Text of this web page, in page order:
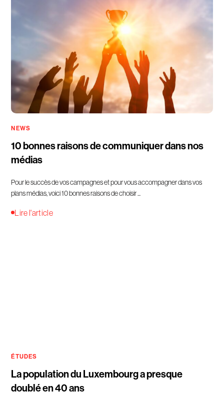
NEWS
10 bonnes raisons de communiquer dans nos
médias
Pour le succès de vos campagnes et pour vous accompagner dans vos
plans médias, voici 10 bonnes raisons de choisir ...
Lire l'article
ÉTUDES
La population du Luxembourg a presque
doublé en 40 ans